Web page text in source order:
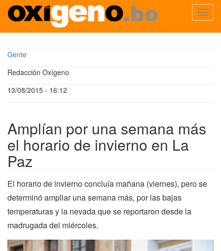
contenido
principal
Gente
Redacción Oxígeno
13/08/2015 - 16:12
Amplían por una semana más
el horario de invierno en La
Paz
El horario de invierno concluía mañana (viernes), pero se
determinó ampliar una semana más, por las bajas
temperaturas y la nevada que se reportaron desde la
madrugada del miércoles.